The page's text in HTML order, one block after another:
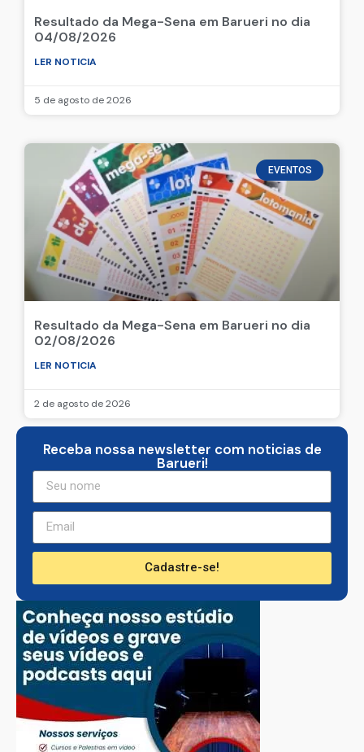
Resultado da Mega-Sena em Barueri no dia
04/08/2026
LER NOTICIA
5 de agosto de 2026
EVENTOS
Resultado da Mega-Sena em Barueri no dia
02/08/2026
LER NOTICIA
2 de agosto de 2026
Receba nossa newsletter com noticias de
Barueri!
Cadastre-se!